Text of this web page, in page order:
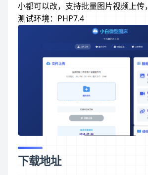
小都可以改，支持批量图片视频上传
测试环境：PHP7.4
下载地址